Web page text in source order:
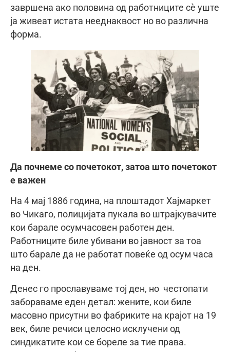
завршена ако половина од работниците сè уште
ја живеат истата нееднаквост но во различна
форма.
Да почнеме со почетокот, затоа што почетокот
е важен
На 4 мај 1886 година, на плоштадот Хајмаркет
во Чикаго, полицијата пукала во штрајкувачите
кои барале осумчасовен работен ден.
Работниците биле убивани во јавност за тоа
што барале да не работат повеќе од осум часа
на ден.
Денес го прославуваме тој ден, но честопати
забораваме еден детал: жените, кои биле
масовно присутни во фабриките на крајот на 19
век, биле речиси целосно исклучени од
синдикатите кои се бореле за тие права.